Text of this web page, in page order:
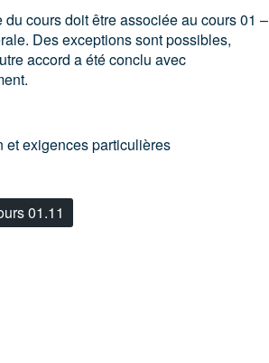
du cours doit être associée au cours 01 –
Des exceptions sont possibles,
accord a été conclu avec
et exigences particulières
01.11